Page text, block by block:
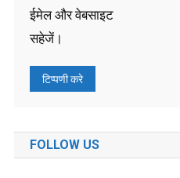
ईमेल और वेबसाइट
सहेजें।
FOLLOW US